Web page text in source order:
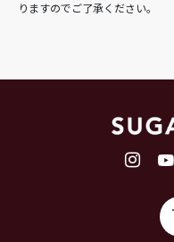
りますのでご了承ください。